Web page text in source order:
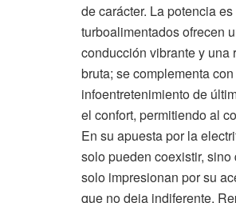
de carácter. La potencia
turboalimentados ofrecen
conducción vibrante y una
bruta; se complementa
infoentretenimiento de
el confort, permitiendo al
En su apuesta por la
solo pueden coexistir,
solo impresionan por su
que no deja indiferente.